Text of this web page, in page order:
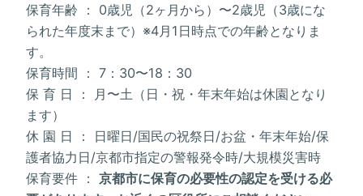
保育年齢 ： 0歳児（2ヶ月から）〜2歳児（3歳にな
られた年度末まで）※4月1日時点での年齢となりま
す。
保育時間 ： 7：30〜18：30
保 育 日 ： 月〜土（日・祝・年末年始は休園となり
ます）
休 園 日 ： 日曜日/国民の祝祭日/お盆・年末年始/保
護者協力日/京都市指定の警報発令時/大規模災害時
保育要件 ： 京都市に保育の必要性の認定を受ける必